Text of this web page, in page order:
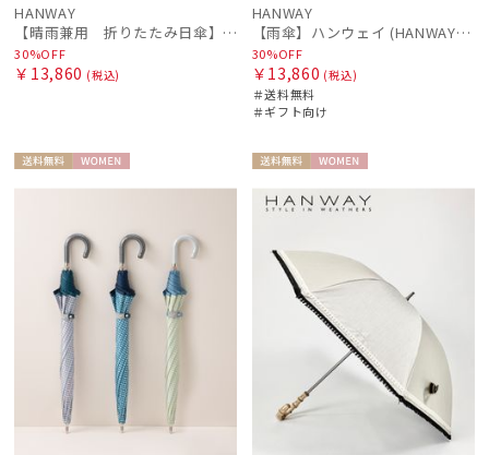
HANWAY
【晴雨兼用 折りたたみ日傘】ハンウェイ（ＨＡＮＷＡＹ）Bookworm color（ブックワーム・カラー）
30%OFF
￥13,860 (税込)
HANWAY
【雨傘】ハンウェイ (HANWAY) 日本製
30%OFF
￥13,860 (税込)
＃送料無料
＃ギフト向け
料
N